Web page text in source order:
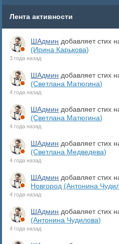
Лента активности
ШАдмин добавляет стих
(Ирина Карькова)
3 года назад
ШАдмин добавляет стих
(Светлана Матюгина)
4 года назад
ШАдмин добавляет стих
(Светлана Матюгина)
4 года назад
ШАдмин добавляет стих
(Светлана Медведева)
4 года назад
ШАдмин добавляет стих
Новгород (Антонина
4 года назад
ШАдмин добавляет стих
(Антонина Чудилова)
4 года назад